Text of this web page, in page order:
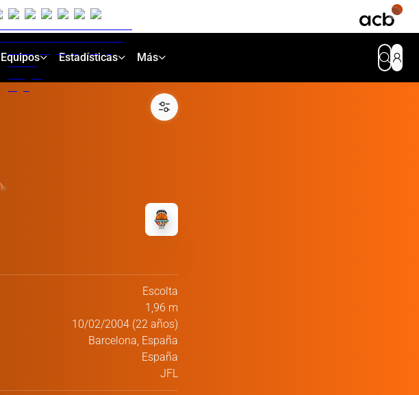
Equipos Estadísticas Más
Escolta
1,96 m
10/02/2004 (22 años)
Barcelona, España
España
JFL